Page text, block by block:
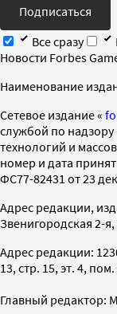
Подписаться
Все сразу
Новости Forbes
Наименование
Cетевое издание «
службой по
технологий и
номер и дата
ФС77-82431 от 23
Адрес редакции,
Звенигородская 2-я,
Адрес редакции:
13, стр. 15, эт. 4, пом.
Главный редактор: